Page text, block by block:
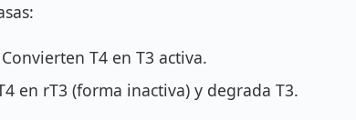
Convierten T4 en T3 activa.
en rT3 (forma inactiva) y degrada T3.